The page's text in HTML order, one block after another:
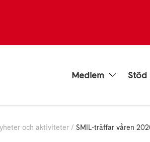
Medlem Stöd
och aktiviteter SMIL-träffar våren